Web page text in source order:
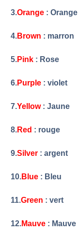
3.Orange : Orange
4.Brown : marron
5.Pink : Rose
6.Purple : violet
7.Yellow : Jaune
8.Red : rouge
9.Silver : argent
10.Blue : Bleu
11.Green : vert
12.Mauve : Mauve